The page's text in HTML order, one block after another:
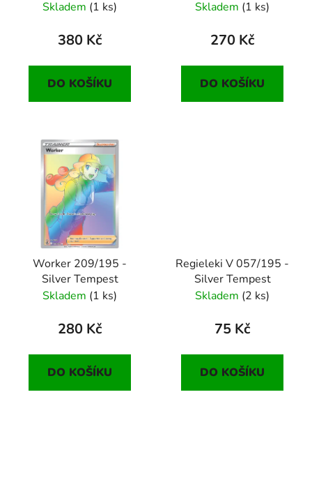
Skladem (1 ks)
380 Kč
DO KOŠÍKU
Tempest
Skladem (1 ks)
270 Kč
DO KOŠÍKU
Worker 209/195 -
Silver Tempest
Skladem (1 ks)
280 Kč
DO KOŠÍKU
Regieleki V 057/195 -
Silver Tempest
Skladem (2 ks)
75 Kč
DO KOŠÍKU